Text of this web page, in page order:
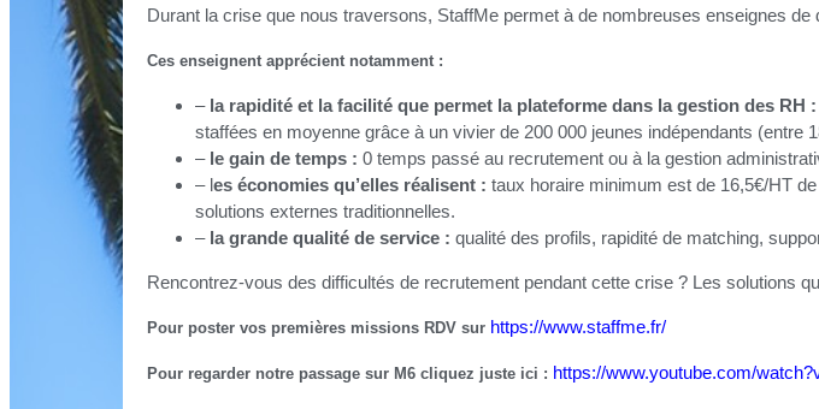
Durant la crise que nous traversons, StaffMe permet à de nombreuses enseignes
Ces enseignent apprécient notamment :
– la rapidité et la facilité que permet la plateforme dans la gestion des RH :
staffées en moyenne grâce à un vivier de 200 000 jeunes indépendants (entre
– le gain de temps : 0 temps passé au recrutement ou à la gestion
– les économies qu’elles réalisent : taux horaire minimum est de 16,5€/HT
solutions externes traditionnelles.
–la grande qualité de service : qualité des profils, rapidité de matching,
Rencontrez-vous des difficultés de recrutement pendant cette crise ? Les solutions
Pour poster vos premières missions RDV sur https://www.staffme.fr/
Pour regarder notre passage sur M6 cliquez juste ici : https://www.youtube.com/